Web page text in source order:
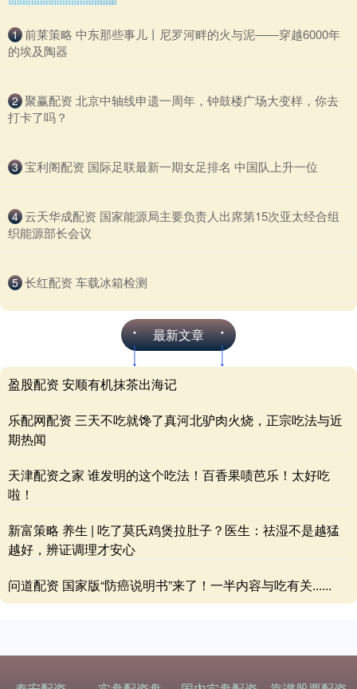
1 ​前莱策略 中东那些事儿丨尼罗河畔的火与泥——穿越6000年
的埃及陶器
2 ​聚赢配资 北京中轴线申遗一周年，钟鼓楼广场大变样，你去
打卡了吗？
3 ​宝利阁配资 国际足联最新一期女足排名 中国队上升一位
4 ​云天华成配资 国家能源局主要负责人出席第15次亚太经合组
织能源部长会议
5 ​长红配资 车载冰箱检测
最新文章
盈股配资 安顺有机抹茶出海记
乐配网配资 三天不吃就馋了真河北驴肉火烧，正宗吃法与近
期热闻
天津配资之家 谁发明的这个吃法！百香果啧芭乐！太好吃
啦！
新富策略 养生 | 吃了莫氏鸡煲拉肚子？医生：祛湿不是越猛
越好，辨证调理才安心
问道配资 国家版“防癌说明书”来了！一半内容与吃有关......